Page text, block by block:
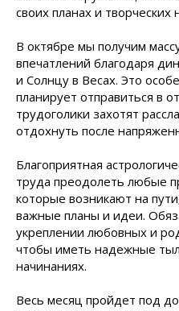
своих планах и творческих
В октябре мы получим
впечатлений благодаря
и Солнцу в Весах. Это
планирует отправиться в
трудоголики захотят
отдохнуть после
Благоприятная
труда преодолеть любые
которые возникают на
важные планы и идеи.
укреплении любовных и
чтобы иметь надежные
начинаниях.
Весь месяц пройдет под